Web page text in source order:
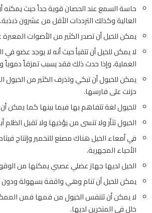
حاسة السمع عند الحصان قوية جداً حيث يمكنه
العالية وكذلك الترددات الأقل من عشرون ذبذبة.
يمكن للخيل أن تصدر الكثير من الأصوات المعبرة
لا يمكنللخيلأن تتقيأ حيث أنه لا يوجد عضو
العملية، وإذا حدث ذلك فقد يسبب تمزقاً دموياً
يمكن للخيول أن تبكي وتذرف الكثير من الخيول
حزنت على فارسها.
للخيول لغة تتفاهم بها فيما بينها كما يمكن
الخيول تثأر ولا تنسى من يؤذيها ولا تقبل الظلم
في أمعاء الخيل هناك مصنع للتخمير وإنتاج
الأحياء المجهرية.
الخيللديها جهاز عضلي عصبي يمكنها من
يمكن للخيل أن تنام وهي واقفة بسهولة
لا يمكن أن تتنفسالخيولمن فمها فمن
خلل في المنخرين لديها.